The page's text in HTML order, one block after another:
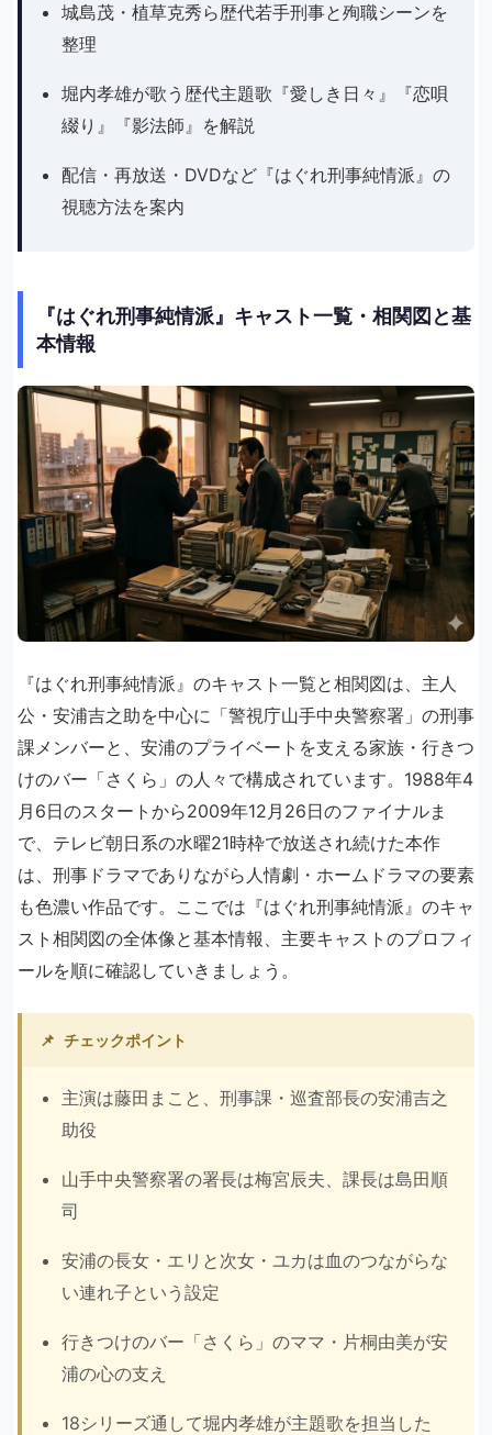
城島茂・植草克秀ら歴代若手刑事と殉職シーンを
整理
堀内孝雄が歌う歴代主題歌『愛しき日々』『恋唄
綴り』『影法師』を解説
配信・再放送・DVDなど『はぐれ刑事純情派』の
視聴方法を案内
『はぐれ刑事純情派』キャスト一覧・相関図と基
本情報
『はぐれ刑事純情派』のキャスト一覧と相関図は、主人
公・安浦吉之助を中心に「警視庁山手中央警察署」の刑事
課メンバーと、安浦のプライベートを支える家族・行きつ
けのバー「さくら」の人々で構成されています。1988年4
月6日のスタートから2009年12月26日のファイナルま
で、テレビ朝日系の水曜21時枠で放送され続けた本作
は、刑事ドラマでありながら人情劇・ホームドラマの要素
も色濃い作品です。ここでは『はぐれ刑事純情派』のキャ
スト相関図の全体像と基本情報、主要キャストのプロフィ
ールを順に確認していきましょう。
📌 チェックポイント
主演は藤田まこと、刑事課・巡査部長の安浦吉之
助役
山手中央警察署の署長は梅宮辰夫、課長は島田順
司
安浦の長女・エリと次女・ユカは血のつながらな
い連れ子という設定
行きつけのバー「さくら」のママ・片桐由美が安
浦の心の支え
18シリーズ通して堀内孝雄が主題歌を担当した